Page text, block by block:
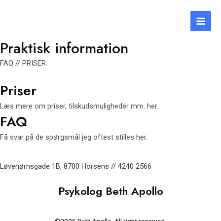
Praktisk information
FAQ // PRISER
Priser
Læs mere om priser, tilskudsmuligheder mm. her.
FAQ
Få svar på de spørgsmål jeg oftest stilles her.
Løvenørnsgade 1B, 8700 Horsens // 4240 2566
Psykolog Beth Apollo